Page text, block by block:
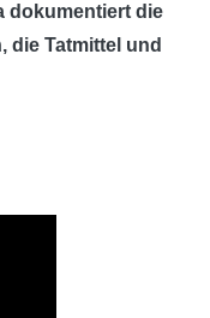
dokumentiert die
die Tatmittel und